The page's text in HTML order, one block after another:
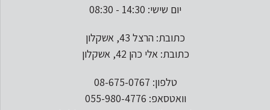
יום שישי: 14:30 - 08:30
כתובת: הרצל 43, אשקלון
כתובת: אלי כהן 42, אשקלון
טלפון: 08-675-0767
וואטסאפ: 055-980-4776